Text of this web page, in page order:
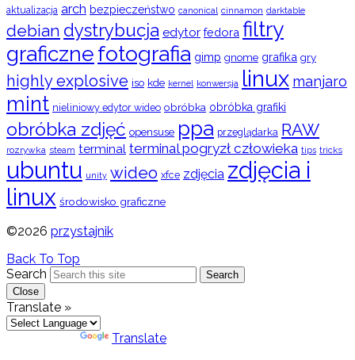
aktualizacja arch bezpieczeństwo canonical cinnamon darktable
debian dystrybucja edytor fedora filtry
graficznefotografia gimp gnome grafika gry
highly explosive iso kde kernel konwersja linux manjaro
mint nieliniowy edytor wideo obróbka obróbka grafiki
obróbka zdjęć opensuse ppa przeglądarka RAW
rozrywka steam terminal terminal pogryzł człowieka tips tricks
ubuntu unity wideo xfce zdjęcia zdjęcia i
linux środowisko graficzne
©2026 przystajnik
Back To Top
Search
Search
Close
Translate »
Translate